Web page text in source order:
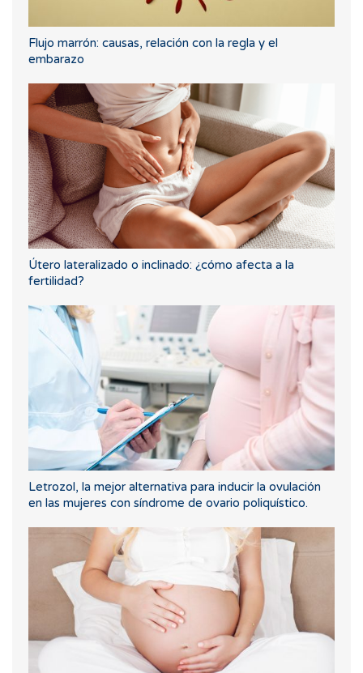
Flujo marrón: causas, relación con la regla y el
embarazo
Útero lateralizado o inclinado: ¿cómo afecta a la
fertilidad?
Letrozol, la mejor alternativa para inducir la ovulación
en las mujeres con síndrome de ovario poliquístico.